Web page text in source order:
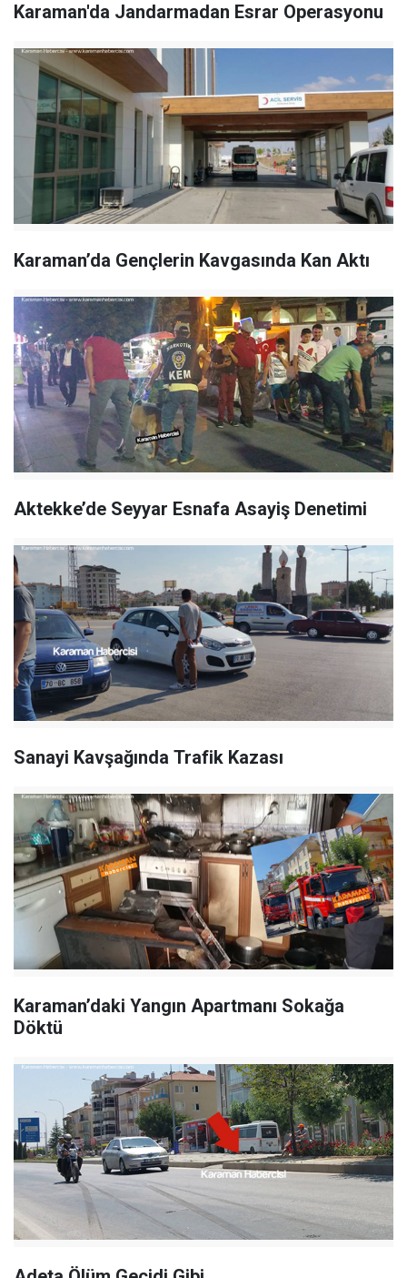
Karaman'da Jandarmadan Esrar Operasyonu
Karaman’da Gençlerin Kavgasında Kan Aktı
Aktekke’de Seyyar Esnafa Asayiş Denetimi
Sanayi Kavşağında Trafik Kazası
Karaman’daki Yangın Apartmanı Sokağa
Döktü